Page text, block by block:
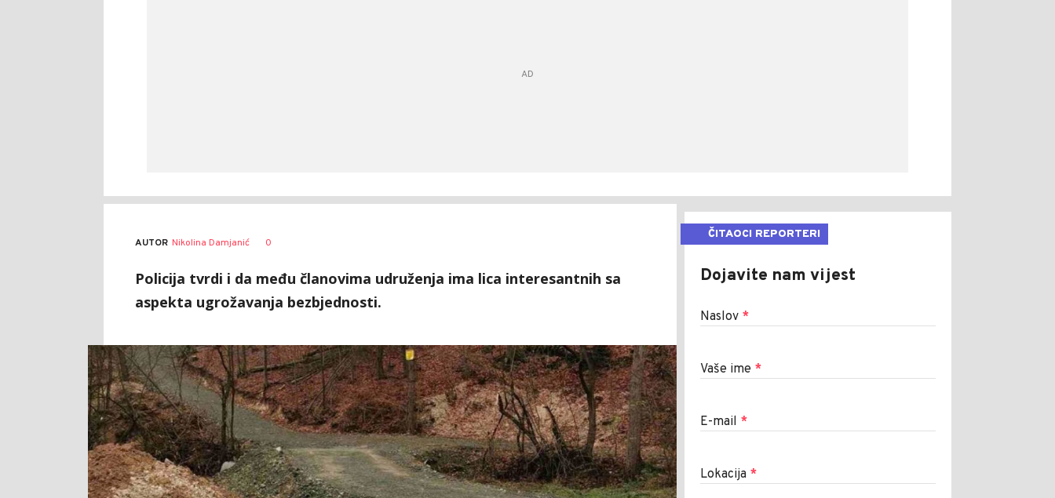
AUTOR Nikolina Damjanić 0
Policija tvrdi i da među članovima udruženja ima lica interesantnih sa
aspekta ugrožavanja bezbjednosti.
ČITAOCI REPORTERI
Dojavite nam vijest
Naslov *
Vaše ime *
E-mail *
Lokacija *